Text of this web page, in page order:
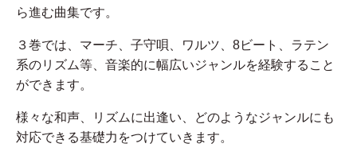
ら進む曲集です。
３巻では、マーチ、子守唄、ワルツ、8ビート、ラテン
系のリズム等、音楽的に幅広いジャンルを経験すること
ができます。
様々な和声、リズムに出逢い、どのようなジャンルにも
対応できる基礎力をつけていきます。